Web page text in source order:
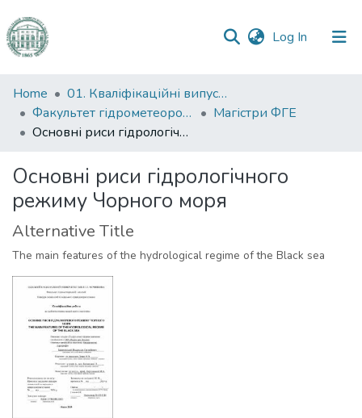
Log In (current)
Communities
&
Collections
Statistics
Home
01. Кваліфікаційні випускні роботи здобувачів вищої освіти
Факультет гідрометеорології і екології
Магістри ФГЕ
Основні риси гідрологічного режиму Чорного моря
Основні риси гідрологічного
режиму Чорного моря
Alternative Title
The main features of the hydrological regime of the Black sea